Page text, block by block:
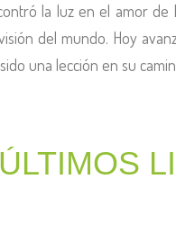
la luz en el amor de
del mundo. Hoy
una lección en su
ÚLTIMOS